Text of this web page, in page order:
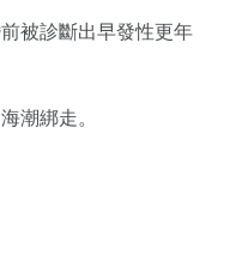
被診斷出早發性更年
潮綁走。